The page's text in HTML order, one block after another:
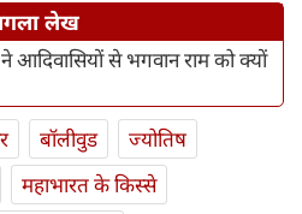
लेख
आदिवासियों से भगवान राम को क्यों
बॉलीवुड
ज्योतिष
महाभारत के किस्से